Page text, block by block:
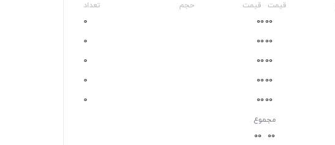
قیمت قیمت حجم
تعداد
0
0
0
0
0
0
0
0
0
0
0
0
0
0
0
0
0
0
0
0
0
0
0
0
0
مجموع
0
0
0
0